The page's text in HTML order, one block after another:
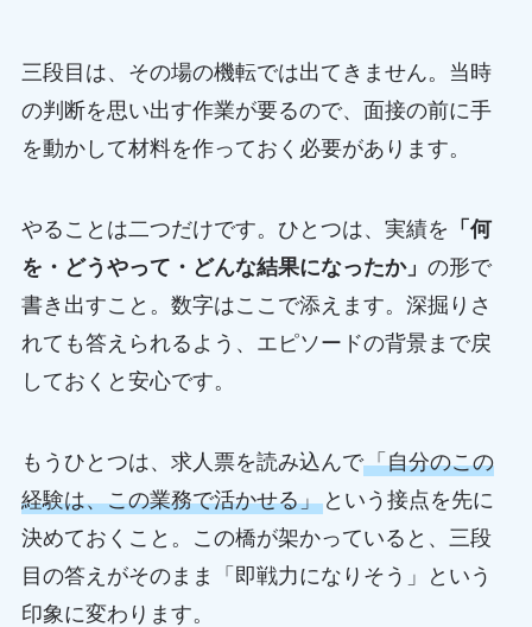
三段目は、その場の機転では出てきません。当時
の判断を思い出す作業が要るので、面接の前に手
を動かして材料を作っておく必要があります。
やることは二つだけです。ひとつは、実績を 「何
を・どうやって・どんな結果になったか」 の形で
書き出すこと。数字はここで添えます。深掘りさ
れても答えられるよう、エピソードの背景まで戻
しておくと安心です。
もうひとつは、求人票を読み込んで「自分のこの
経験は、この業務で活かせる」という接点を先に
決めておくこと。この橋が架かっていると、三段
目の答えがそのまま「即戦力になりそう」という
印象に変わります。